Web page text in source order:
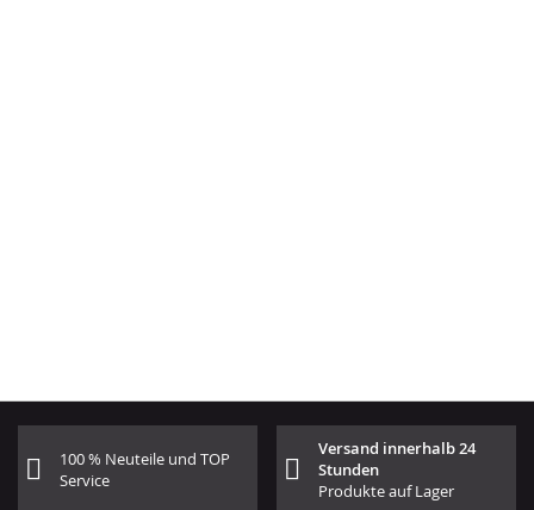
100 % Neuteile und TOP
Service
Versand innerhalb 24
Stunden
Produkte auf Lager